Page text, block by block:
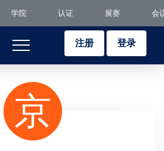
学院 认证 展赛 会
注册 登录
京